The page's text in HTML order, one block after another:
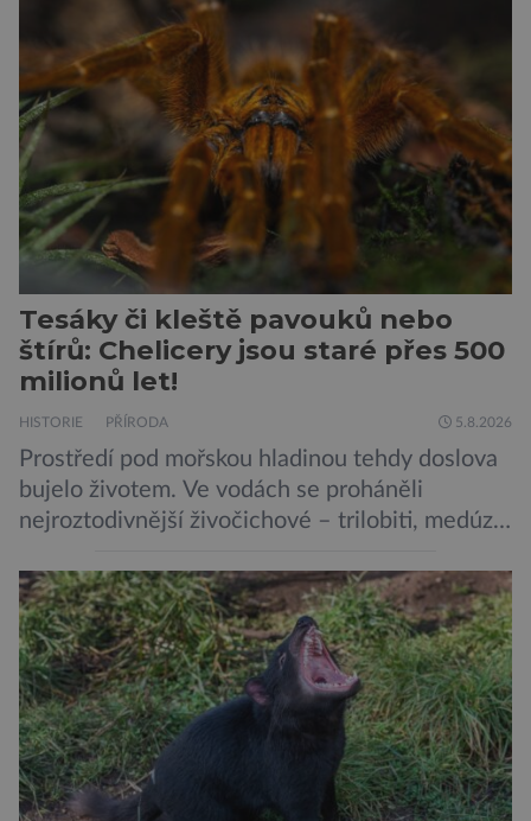
Guinnessovy knihy rekordů. Navzdory svému
názvu nežije pouze v jižní Africe, ale domovem
je mu valná část černého kontinentu a
vyskytuje se rovněž v oblastech […]
Tesáky či kleště pavouků nebo
štírů: Chelicery jsou staré přes 500
milionů let!
HISTORIE PŘÍRODA 5.8.2026
Prostředí pod mořskou hladinou tehdy doslova
bujelo životem. Ve vodách se proháněli
nejroztodivnější živočichové – trilobiti, medúzy
prazvláštní stonožce podobný tvor, který měl
zárodky zbraní typických pro dnešní pavouky.
Pavouci, štíři či klíšťata jsou členovci patřící do
skupiny klepítkatců. Vyznačují se takzvanými
chelicerami, které u nich představují právě […]